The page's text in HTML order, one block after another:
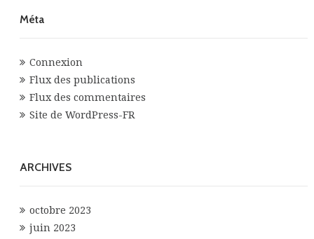
Méta
Connexion
Flux des publications
Flux des commentaires
Site de WordPress-FR
ARCHIVES
octobre 2023
juin 2023